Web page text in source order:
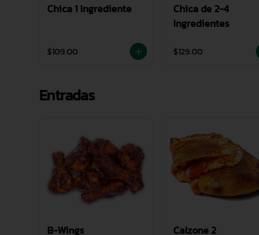
Chica 1 Ingrediente
$109.00
Chica de 2-4
Ingredientes
$129.00
Entradas
B-Wings Calzone 2